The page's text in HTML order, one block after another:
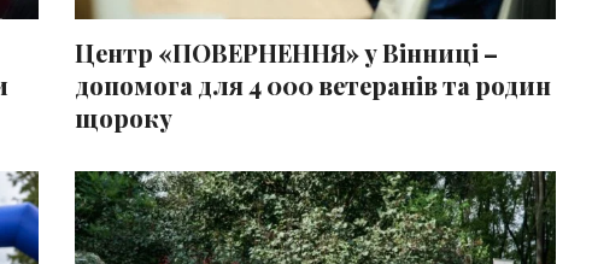
Центр «ПОВЕРНЕННЯ» у Вінниці –
допомога для 4 000 ветеранів та родин
щороку